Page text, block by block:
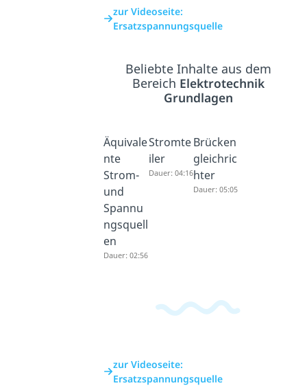
zur Videoseite:
Ersatzspannungsquelle
Beliebte Inhalte aus dem
Bereich Elektrotechnik
Grundlagen
Äquivale
nte
Strom-
und
Spannu
ngsquell
en
Dauer: 02:56
Stromte
iler
Dauer: 04:16
Brücken
gleichric
hter
Dauer: 05:05
zur Videoseite:
Ersatzspannungsquelle